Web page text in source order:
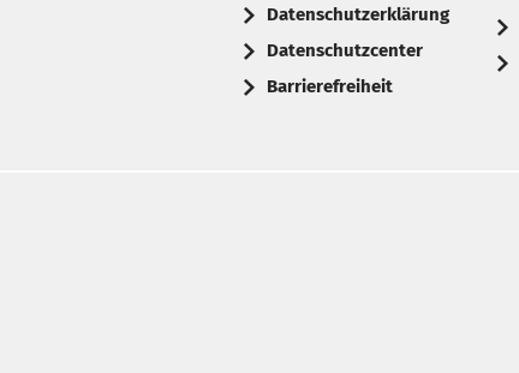
Datenschutzerklärung
Datenschutzcenter
Barrierefreiheit